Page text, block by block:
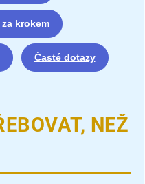
krokem
Časté dotazy
NEŽ